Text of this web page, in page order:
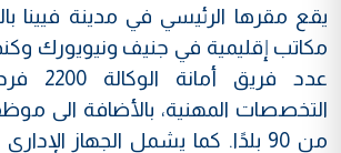
يقع مقرها الرئيسي في مدينة فيينا
مكاتب إقليمية في جنيف ونيويورك
عدد
التخصصات المهنية، بالأضافة الى
من 90 بلدًا. كما يشمل الجهاز